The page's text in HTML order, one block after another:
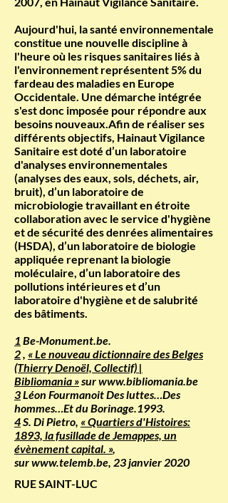
Aujourd'hui, la santé environnementale
constitue une nouvelle discipline à
l'heure où les risques sanitaires liés à
l'environnement représentent 5% du
fardeau des maladies en Europe
Occidentale. Une démarche intégrée
s'est donc imposée pour répondre aux
besoins nouveaux.Afin de réaliser ses
différents objectifs, Hainaut Vigilance
Sanitaire est doté d’un laboratoire
d'analyses environnementales
(analyses des eaux, sols, déchets, air,
bruit), d’un laboratoire de
microbiologie travaillant en étroite
collaboration avec le service d'hygiène
et de sécurité des denrées alimentaires
(HSDA), d’un laboratoire de biologie
appliquée reprenant la biologie
moléculaire, d’un laboratoire des
pollutions intérieures et d’un
laboratoire d'hygiène et de salubrité
des bâtiments.
1 Be-Monument.be.
2, «Le nouveau dictionnaire des Belges
(Thierry Denoël, Collectif) |
Bibliomania »surwww.bibliomania.be
3Léon Fourmanoit Des luttes…Des
hommes…Et du Borinage.1993.
4S. Di Pietro, «Quartiers d'Histoires:
1893, la fusillade de Jemappes, un
évènement capital. »,
surwww.telemb.be, 23 janvier 2020
RUE SAINT-LUC